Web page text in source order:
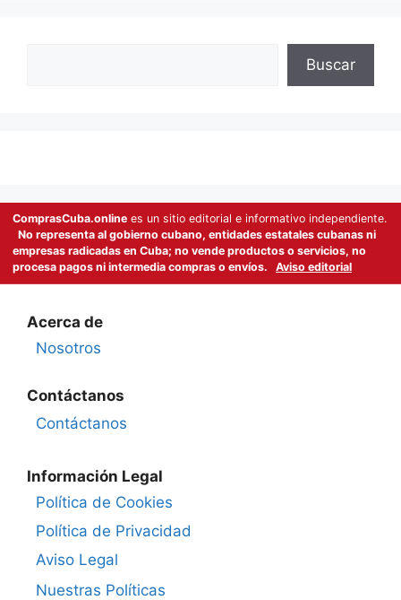
Buscar
ComprasCuba.online es un sitio editorial e informativo independiente.
No representa al gobierno cubano, entidades estatales cubanas ni
empresas radicadas en Cuba; no vende productos o servicios, no
procesa pagos ni intermedia compras o envíos.
Aviso editorial
Acerca de
Nosotros
Contáctanos
Contáctanos
Información Legal
Política de Cookies
Política de Privacidad
Aviso Legal
Nuestras Políticas